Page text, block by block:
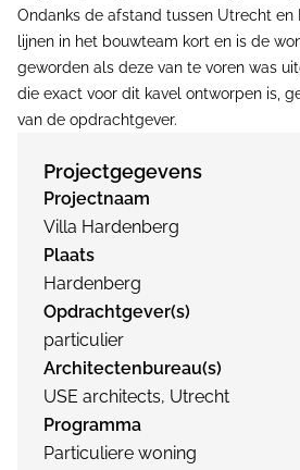
Ondanks de afstand tussen Utrecht
lijnen in het bouwteam kort en is de
geworden als deze van te voren was
die exact voor dit kavel ontworpen is,
van de opdrachtgever.
Projectgegevens
Projectnaam
Villa Hardenberg
Plaats
Hardenberg
Opdrachtgever(s)
particulier
Architectenbureau(s)
USE architects, Utrecht
Programma
Particuliere woning